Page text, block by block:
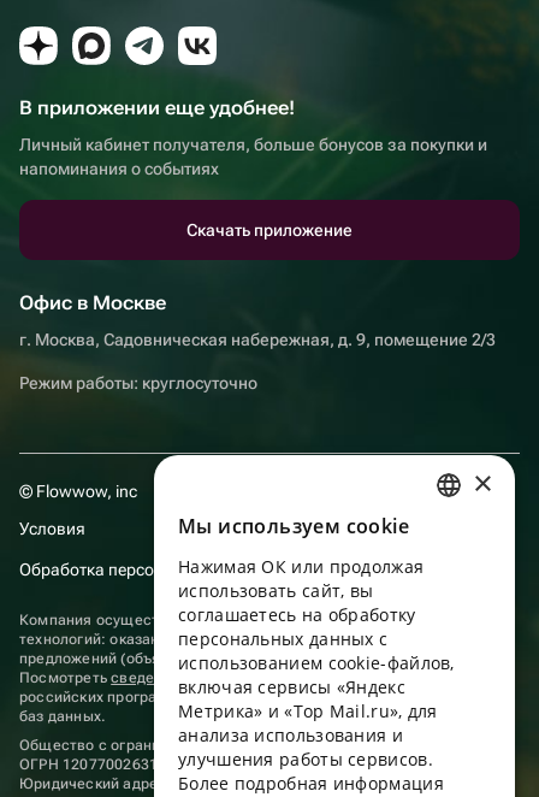
В приложении еще удобнее!
Личный кабинет получателя, больше бонусов за покупки и
напоминания о событиях
Скачать приложение
Офис в Москве
г. Москва, Садовническая набережная, д. 9, помещение 2/3
Режим работы: круглосуточно
© Flowwow, inc
Условия
Обработка персональных данных
Компания осуществляет деятельность в области информационных
технологий: оказание услуг в сети “Интернет” по размещению
предложений (объявлений) продавцов о реализации товаров.
Посмотретьсведения о программах
, включенных в реестр
российских программ для электронных вычислительных машин и
баз данных.
Общество с ограниченной ответственностью «ФЛАУВАУ»
ОГРН 1207700263198, ИНН 9702020445
Юридический адрес: г. Москва, вн.тер. г. Муниципальный округ
ENGLISH
UKRAINIAN
PORTUGUESE
×
Мы используем сookie
Нажимая ОК или продолжая
использовать сайт, вы
соглашаетесь на обработку
персональных данных с
использованием cookie-файлов,
включая сервисы «Яндекс
Метрика» и «Top Mail.ru», для
анализа использования и
улучшения работы сервисов.
Более подробная информация